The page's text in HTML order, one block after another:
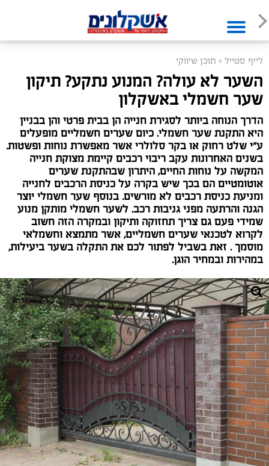
לייף סטייל > תוכן שיווקי
השער לא עולה? המנוע נתקע? תיקון
שער חשמלי באשקלון
הדרך הנוחה ביותר לסגירת חנייה הן בבית פרטי והן בבניין
היא התקנת שער חשמלי. כיום שערים חשמליים מופעלים
ע״י שלט רחוק או בקר סלולרי אשר מאפשרת נוחות ופשטות.
בשנים האחרונות עקב ריבוי רכבים קיימת מצוקת חנייה
המקשה על נוחות החיים, היתרון שבהתקנת שערים
אוטומטיים הם בכך שיש בקרה על כניסת הרכבים לחנייה
ומניעת כניסת רכבים לא מורשים. בנוסף שער חשמלי יוצר
הגנה והרתעה מפני גניבות רכב. לשער חשמלי מותקן מנוע
שמידי פעם גם צריך תחזוקה ותיקון ובמקרה הזה חשוב
לקרוא לטכנאי שערים חשמליים, אשר מתמצא וחשמלאי
מוסמך . זאת בשביל לפתור לכם את התקלה בשער ביעילות,
במהירות ובמחיר הוגן.